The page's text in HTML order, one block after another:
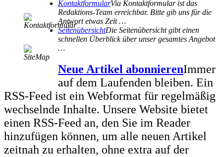
KontaktformularVia Kontaktformular ist das
Redaktions-Team erreichbar. Bitte gib uns für die
Antwort etwas Zeit …
SeitenübersichtDie Seitenübersicht gibt einen
schnellen Überblick über unser gesamtes Angebot
…
Neue Artikel abonnierenImmer
auf dem Laufenden bleiben. Ein
RSS-Feed ist ein Webformat für regelmäßig
wechselnde Inhalte. Unsere Website bietet
einen RSS-Feed an, den Sie im Reader
hinzufügen können, um alle neuen Artikel
zeitnah zu erhalten, ohne extra auf der